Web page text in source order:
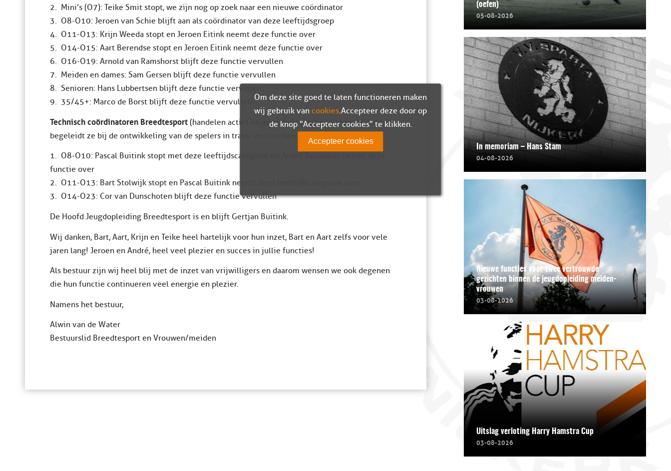
2. Mini’s (O7): Teike Smit stopt, we zijn nog op zoek naar een nieuwe coördinator
3. O8-O10: Jeroen van Schie blijft aan als coördinator van deze leeftijdsgroep
4. O11-O13: Krijn Weeda stopt en Jeroen Eitink neemt deze functie over
5. O14-O15: Aart Berendse stopt en Jeroen Eitink neemt deze functie over
6. O16-O19: Arnold van Ramshorst blijft deze functie vervullen
7. Meiden en dames: Sam Gersen blijft deze functie vervullen
8. Senioren: Hans Lubbertsen blijft deze functie vervullen
9. 35/45+: Marco de Borst blijft deze functie vervullen
Technisch coördinatoren Breedtesport (handelen actief en assertief richting trainers/leiders en
begeleidt ze bij de ontwikkeling van de spelers in train- en coachwijze).
1. O8-O10: Pascal Buitink stopt met deze leeftijdscategorie en André Bouwman neemt deze
functie over
2. O11-O13: Bart Stolwijk stopt en Pascal Buitink neemt deze leeftijdscategorie over
3. O14-O23: Cor van Dunschoten blijft deze functie vervullen
De Hoofd Jeugdopleiding Breedtesport is en blijft Gertjan Buitink.
Wij danken, Bart, Aart, Krijn en Teike heel hartelijk voor hun inzet, Bart en Aart zelfs voor vele
jaren lang! Jeroen en André, heel veel plezier en succes in jullie functies!
Als bestuur zijn wij heel blij met de inzet van vrijwilligers en daarom wensen we ook degenen
die hun functie continueren veel energie en plezier.
Namens het bestuur,
Alwin van de Water
Bestuurslid Breedtesport en Vrouwen/meiden
(oefen)
05-08-2026
In memoriam – Hans Stam
04-08-2026
Nieuwe functies voor twee vertrouwde
gezichten binnen de jeugdopleiding meiden-
vrouwen
03-08-2026
Uitslag verloting Harry Hamstra Cup
03-08-2026
Om deze site goed te laten functioneren maken
wij gebruik van cookies. Accepteer deze door op
de knop "Accepteer cookies" te klikken.
Accepteer cookies